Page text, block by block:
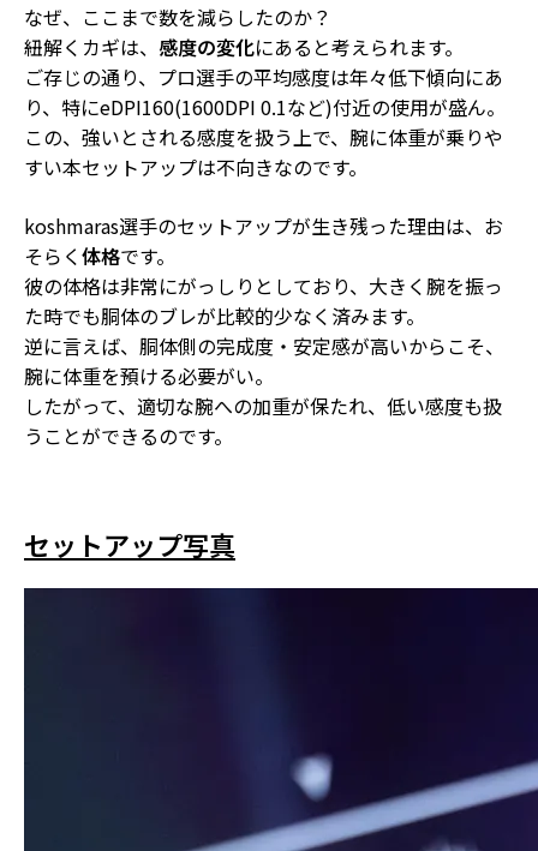
なぜ、ここまで数を減らしたのか？
紐解くカギは、 感度の変化にあると考えられます。
ご存じの通り、プロ選手の平均感度は年々低下傾向にあ
り、特にeDPI160(1600DPI 0.1など)付近の使用が盛ん。
この、強いとされる感度を扱う上で、 腕に体重が乗りや
すい本セットアップは不向きなのです。
koshmaras選手のセットアップが生き残った理由は、お
そらく体格です。
彼の体格は非常にがっしりとしており、大きく腕を振っ
た時でも胴体のブレが比較的少なく済みます。
逆に言えば、 胴体側の完成度・安定感が高いからこそ、
腕に体重を預ける必要がい。
したがって、適切な腕への加重が保たれ、低い感度も扱
うことができるのです。
セットアップ写真